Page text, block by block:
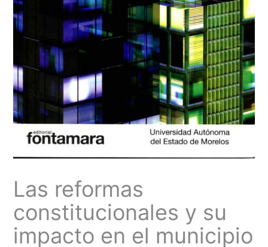
Las reformas
constitucionales y su
impacto en el municipio